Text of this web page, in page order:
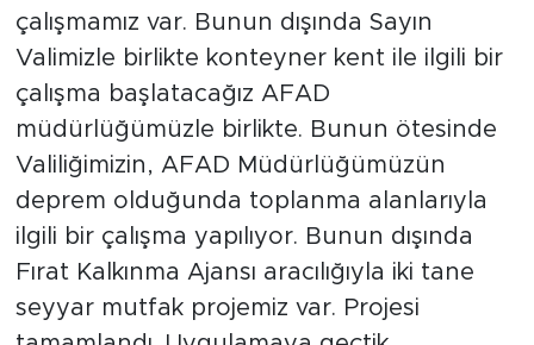
çalışmamız var. Bunun dışında Sayın
Valimizle birlikte konteyner kent ile ilgili bir
çalışma başlatacağız AFAD
müdürlüğümüzle birlikte. Bunun ötesinde
Valiliğimizin, AFAD Müdürlüğümüzün
deprem olduğunda toplanma alanlarıyla
ilgili bir çalışma yapılıyor. Bunun dışında
Fırat Kalkınma Ajansı aracılığıyla iki tane
seyyar mutfak projemiz var. Projesi